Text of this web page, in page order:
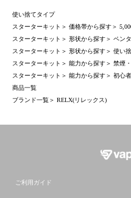
使い捨てタイプ
スターターキット ＞ 価格帯から探す＞
スターターキット ＞ 形状から探す＞ ペン
スターターキット ＞ 形状から探す＞ 使い
スターターキット ＞ 能力から探す＞ 禁煙
スターターキット ＞ 能力から探す＞ 初心
商品一覧
ブランド一覧＞ RELX(リレックス)
ご利用ガイド